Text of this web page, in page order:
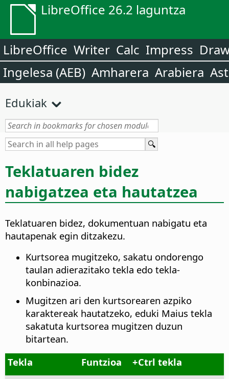
LibreOffice 26.2 laguntza
LibreOffice Writer Calc Impress
Ingelesa (AEB) Amharera Arabiera
Edukiak
Teklatuaren bidez
nabigatzea eta hautatzea
Teklatuaren bidez, dokumentuan nabigatu eta
hautapenak egin ditzakezu.
Kurtsorea mugitzeko, sakatu ondorengo
taulan adierazitako tekla edo tekla-
konbinazioa.
Mugitzen ari den kurtsorearen azpiko
karaktereak hautatzeko, eduki Maius tekla
sakatuta kurtsorea mugitzen duzun
bitartean.
Tekla
Funtzioa +Ctrl tekla